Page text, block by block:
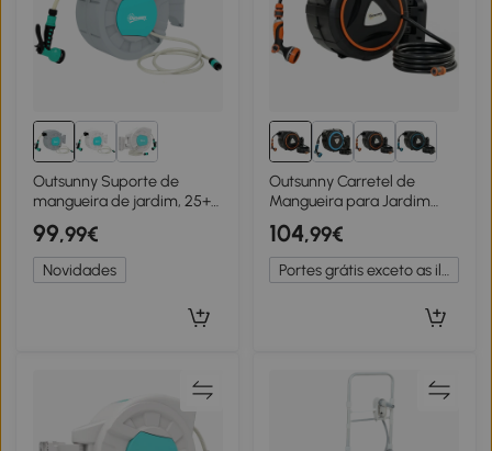
Outsunny Suporte de
mangueira de jardim, 25+2
metros de mangueira no
estojo robusto, fixação de
parede, 7 padrões de
pulverização, giratório a
99,99€
Novidades
Outsunny Carretel de
Mangueira para Jardim
28+2 m com 12 Modos de
Pulverização Bloqueio
Automático e Retracção
Controlada Suporte
104,99€
Portes grátis exceto as ilhas